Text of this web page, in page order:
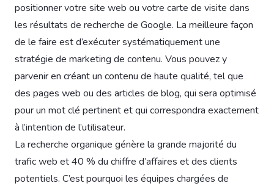
positionner votre site web ou votre carte de visite dans
les résultats de recherche de Google. La meilleure façon
de le faire est d’exécuter systématiquement une
stratégie de marketing de contenu. Vous pouvez y
parvenir en créant un contenu de haute qualité, tel que
des pages web ou des articles de blog, qui sera optimisé
pour un mot clé pertinent et qui correspondra exactement
à l’intention de l’utilisateur.
La recherche organique génère la grande majorité du
trafic web et 40 % du chiffre d’affaires et des clients
potentiels. C’est pourquoi les équipes chargées de